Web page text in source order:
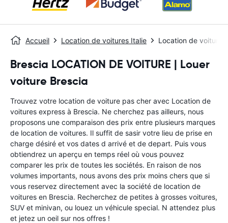
Accueil Location de voitures Italie Location de voitures
Brescia LOCATION DE VOITURE | Louer
voiture Brescia
Trouvez votre location de voiture pas cher avec Location de
voitures express à Brescia. Ne cherchez pas ailleurs, nous
proposons une comparaison des prix entre plusieurs marques
de location de voitures. Il suffit de sasir votre lieu de prise en
charge désiré et vos dates d arrivé et de depart. Puis vous
obtiendrez un aperçu en temps réel où vous pouvez
comparer les prix de toutes les sociétés. En raison de nos
volumes importants, nous avons des prix moins chers que si
vous reservez directement avec la société de location de
voitures en Brescia. Recherchez de petites à grosses voitures,
SUV et minivan, ou louez un véhicule special. N attendez plus
et jetez un oeil sur nos offres !